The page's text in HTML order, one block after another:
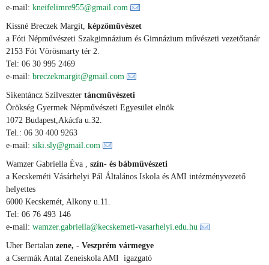
e-mail: kneifelimre955@gmail.com
Kissné Breczek Margit, képzőművészet
a Fóti Népművészeti Szakgimnázium és Gimnázium művészeti vezetőtanár
2153 Fót Vörösmarty tér 2.
Tel: 06 30 995 2469
e-mail: breczekmargit@gmail.com
Sikentáncz Szilveszter táncművészeti
Örökség Gyermek Népművészeti Egyesület elnök
1072 Budapest,Akácfa u.32.
Tel.: 06 30 400 9263
e-mail: siki.sly@gmail.com
Wamzer Gabriella Éva , szín- és bábművészeti
a Kecskeméti Vásárhelyi Pál Általános Iskola és AMI intézményvezető
helyettes
6000 Kecskemét, Alkony u.11.
Tel: 06 76 493 146
e-mail: wamzer.gabriella@kecskemeti-vasarhelyi.edu.hu
Uher Bertalan zene, - Veszprém vármegye
a Csermák Antal Zeneiskola AMI igazgató